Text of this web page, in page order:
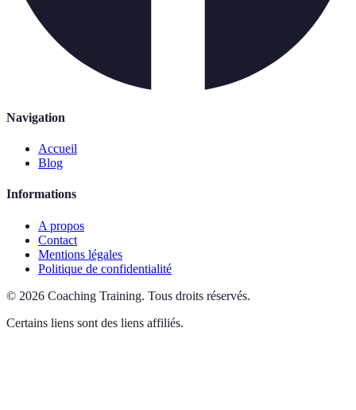
Navigation
Accueil
Blog
Informations
A propos
Contact
Mentions légales
Politique de confidentialité
© 2026 Coaching Training. Tous droits réservés.
Certains liens sont des liens affiliés.